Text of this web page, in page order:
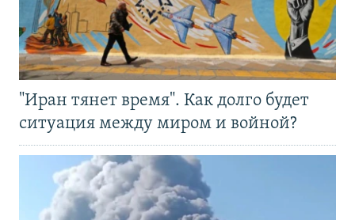
"Иран тянет время". Как долго будет
ситуация между миром и войной?